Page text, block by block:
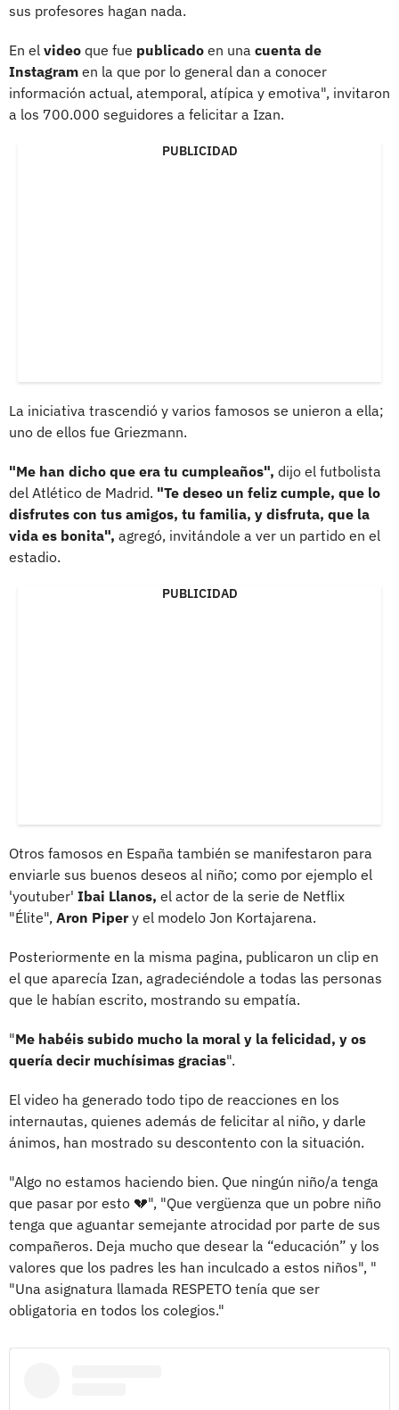
sus profesores hagan nada.
En el video que fue publicado en una cuenta de
Instagram en la que por lo general dan a conocer
información actual, atemporal, atípica y emotiva", invitaron
a los 700.000 seguidores a felicitar a Izan.
PUBLICIDAD
La iniciativa trascendió y varios famosos se unieron a ella;
uno de ellos fue Griezmann.
"Me han dicho que era tu cumpleaños", dijo el futbolista
del Atlético de Madrid. "Te deseo un feliz cumple, que lo
disfrutes con tus amigos, tu familia, y disfruta, que la
vida es bonita", agregó, invitándole a ver un partido en el
estadio.
PUBLICIDAD
Otros famosos en España también se manifestaron para
enviarle sus buenos deseos al niño; como por ejemplo el
'youtuber' Ibai Llanos, el actor de la serie de Netflix
"Élite", Aron Pipery el modelo Jon Kortajarena.
Posteriormente en la misma pagina, publicaron un clip en
el que aparecía Izan, agradeciéndole a todas las personas
que le habían escrito, mostrando su empatía.
"Me habéis subido mucho la moral y la felicidad, y os
quería decir muchísimas gracias".
El video ha generado todo tipo de reacciones en los
internautas, quienes además de felicitar al niño, y darle
ánimos, han mostrado su descontento con la situación.
"Algo no estamos haciendo bien. Que ningún niño/a tenga
que pasar por esto 💔", "Que vergüenza que un pobre niño
tenga que aguantar semejante atrocidad por parte de sus
compañeros. Deja mucho que desear la “educación” y los
valores que los padres les han inculcado a estos niños", "
"Una asignatura llamada RESPETO tenía que ser
obligatoria en todos los colegios."